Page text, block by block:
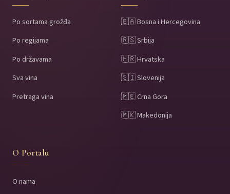
Po sortama grožđa
Po regijama
Po državama
Sva vina
Pretraga vina
🇧🇦 Bosna i Hercegovina
🇷🇸 Srbija
🇭🇷 Hrvatska
🇸🇮 Slovenija
🇲🇪 Crna Gora
🇲🇰 Makedonija
O Portalu
O nama